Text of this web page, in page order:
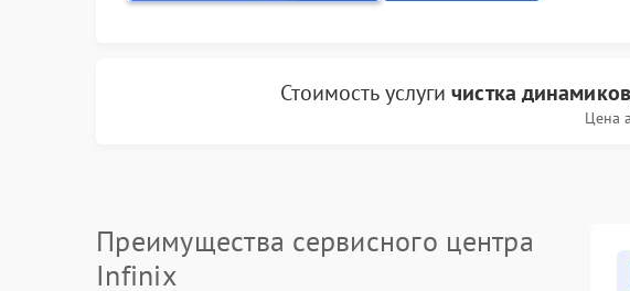
Стоимость услугичистка
Цена
Преимущества сервисного центра
Infinix